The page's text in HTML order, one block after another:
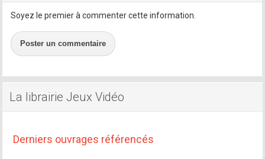
Soyez le premier à commenter cette information.
Poster un commentaire
La librairie Jeux Vidéo
Derniers ouvrages référencés